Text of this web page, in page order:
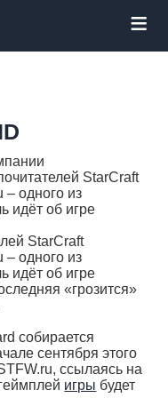
≡
StarCraft
– одного из
идёт об игре
StarCraft
– одного из
идёт об игре
«грозится»
собирается
сентября этого
ссылаясь на
игры будет